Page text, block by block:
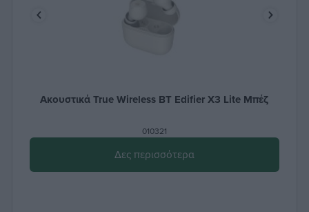
Ακουστικά True Wireless ΒΤ Edifier X3 Lite Μπέζ
010321
Δες περισσότερα